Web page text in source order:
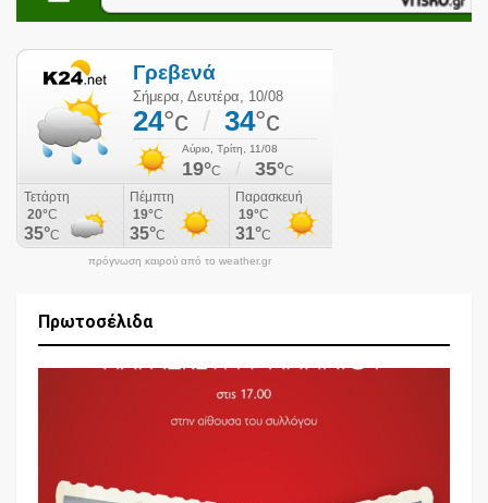
πρόγνωση καιρού από το weather.gr
Πρωτοσέλιδα